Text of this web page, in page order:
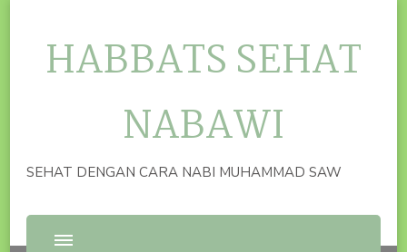
HABBATS SEHAT
NABAWI
SEHAT DENGAN CARA NABI MUHAMMAD SAW